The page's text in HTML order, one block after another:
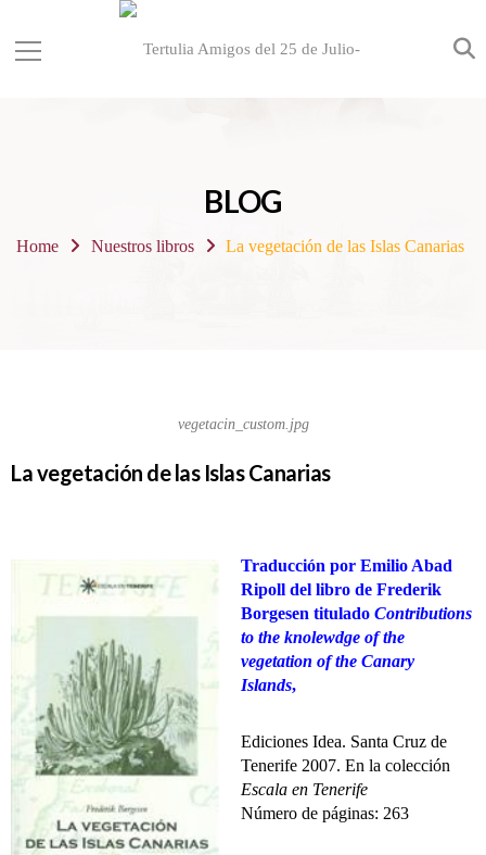
BLOG
Home Nuestros libros La vegetación de las Islas Canarias
vegetacin_custom.jpg
La vegetación de las Islas Canarias
Traducción por Emilio Abad
Ripoll del libro de Frederik
Borgesen titulado Contributions
to the knolewdge of the
vegetation of the Canary
Islands,
Ediciones Idea. Santa Cruz de
Tenerife 2007. En la colección
Escala en Tenerife
Número de páginas: 263